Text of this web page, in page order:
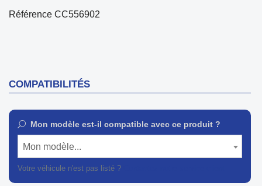
Référence CC556902
COMPATIBILITÉS
Mon modèle est-il compatible avec ce produit ?
Mon modèle...
Votre véhicule n'est pas listé ?